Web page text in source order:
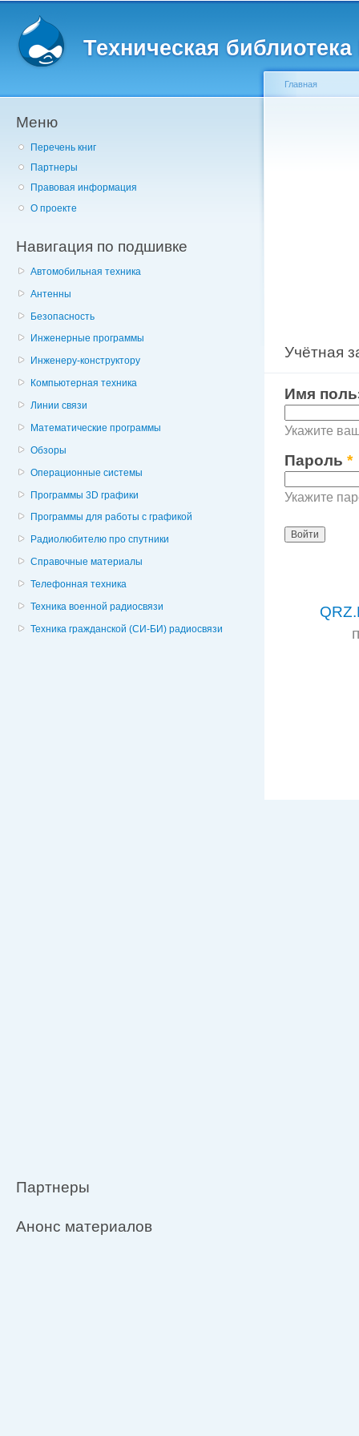
Техническая
Меню
Перечень книг
Партнеры
Правовая информация
О проекте
Навигация по подшивке
Автомобильная техника
Антенны
Безопасность
Инженерные программы
Инженеру-конструктору
Компьютерная техника
Линии связи
Математические программы
Обзоры
Операционные системы
Программы 3D графики
Программы для работы с графикой
Радиолюбителю про спутники
Справочные материалы
Телефонная техника
Техника военной радиосвязи
Техника гражданской (СИ-БИ) радиосвязи
Партнеры
Анонс материалов
Главная
Учётная
Главные
Имя
Укажите
Пароль *
Укажите